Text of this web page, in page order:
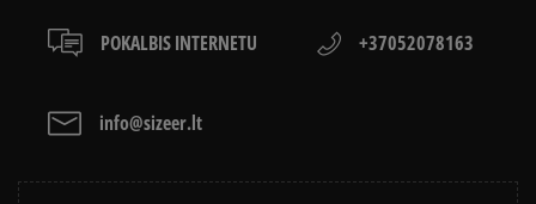
POKALBIS INTERNETU +37052078163
info@sizeer.lt